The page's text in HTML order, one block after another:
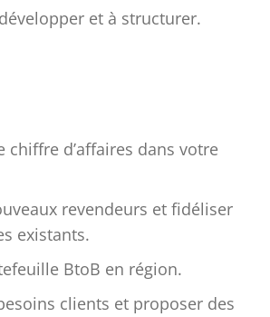
et à structurer.
chiffre d’affaires dans votre
revendeurs et fidéliser
existants.
BtoB en région.
clients et proposer des